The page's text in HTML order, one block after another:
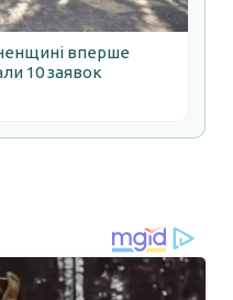
вперше
10 заявок